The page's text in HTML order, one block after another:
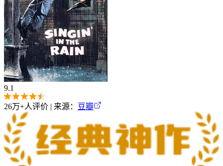
9.1
26万+人评价 | 来源： 豆瓣